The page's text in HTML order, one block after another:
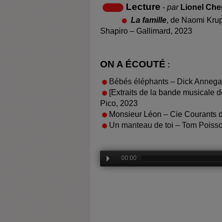
Lecture - par Lionel
La famille, de Naomi
Shapiro – Gallimard, 2023
ON A ÉCOUTÉ :
Bébés éléphants – Dick
[Extraits de la bande musicale
Pico, 2023
Monsieur Léon – Cie Courants
Un manteau de toi – Tom
00:00